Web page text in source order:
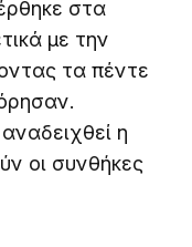
στα
με την
τα πέντε
η
οι συνθήκες